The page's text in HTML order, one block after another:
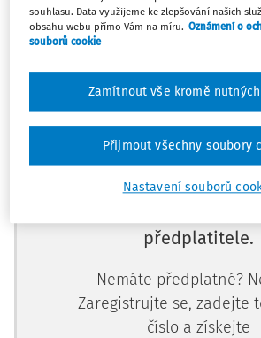
Nejčastěji se sleduje trochu jiný
Máte
předplatitele.
Nemáte předplatné?
Zaregistrujte se, zadejte
číslo a získejte
souhlasu. Data využijeme ke zlepšování našich
obsahu webu přímo Vám na míru. Oznámení o
souborů cookie
Nastavení souborů
Zamítnout vše kromě
Přijmout všechny soubory